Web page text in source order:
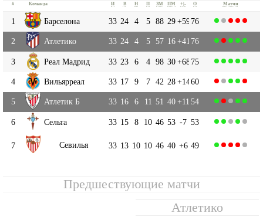
# Команда И В Н П ЗМ ПМ +|- О Матчи
1 Барселона 33 24 4 5 88 29+59 76
2 Атлетико 33 24 4 5 57 16+41 76
3 Реал Мадрид 33 23 6 4 98 30+68 75
4 Вильярреал 33 17 9 7 42 28+1460
5 Атлетик Б 33 16 6 11 51 40+11 54
6 Сельта 33 15 8 10 46 53 -7 53
7 Севилья 33 13 10 10 46 40 +6 49
Предшествующие матчи
Атлетико